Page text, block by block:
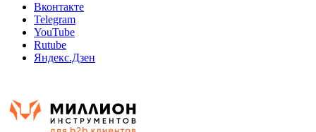
Вконтакте
Telegram
YouTube
Rutube
Яндекс.Дзен